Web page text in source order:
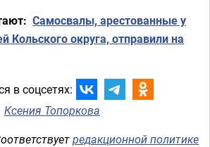
Самосвалы, арестованные у
Кольского округа, отправили на
в соцсетях:
Ксения Топоркова
редакционной политике